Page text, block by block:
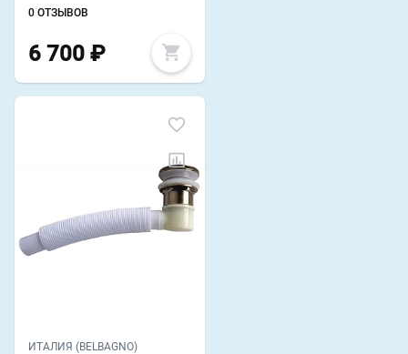
0 ОТЗЫВОВ
6 700 ₽
ИТАЛИЯ (BELBAGNO)